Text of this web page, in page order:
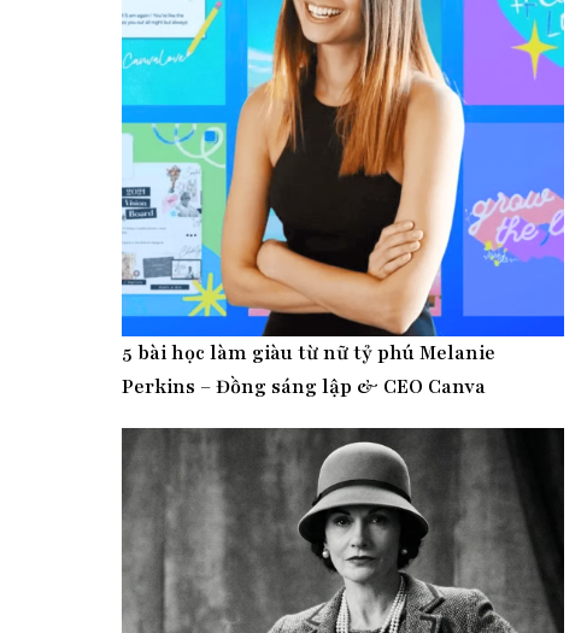
5 bài học làm giàu từ nữ tỷ phú Melanie
Perkins – Đồng sáng lập & CEO Canva